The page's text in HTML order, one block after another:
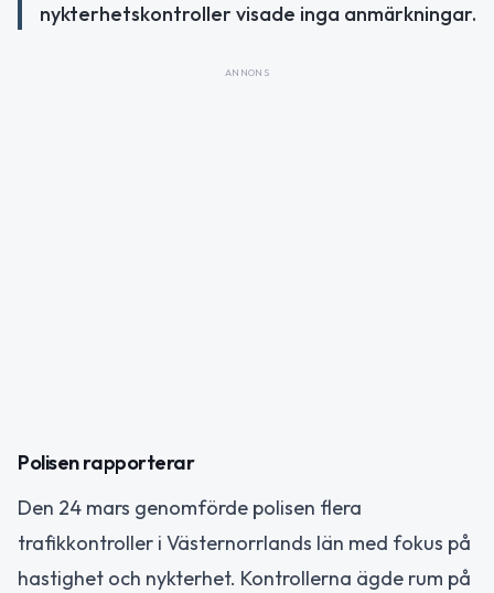
nykterhetskontroller visade inga anmärkningar.
ANNONS
Polisen rapporterar
Den 24 mars genomförde polisen flera
trafikkontroller i Västernorrlands län med fokus på
hastighet och nykterhet. Kontrollerna ägde rum på